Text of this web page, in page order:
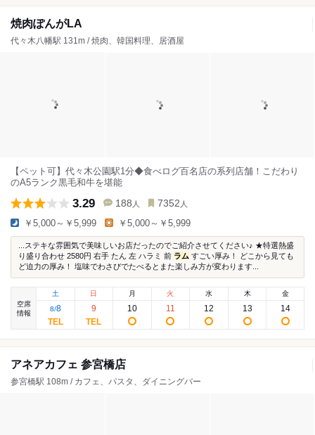
焼肉ぽんがLA
代々木八幡駅 131m / 焼肉、韓国料理、居酒屋
【ペット可】代々木公園駅1分◆食べログ百名店の系列店舗！こだわり
のA5ランク黒毛和牛を堪能
3.29 188 人 7352 人
￥5,000～￥5,999 ￥5,000～￥5,999
...ステキな雰囲気で美味しいお店だったのでご紹介させてください♪ ★特選熱盛
り盛り合わせ 2580円 右手 たん 左 ハラミ 前 ラム すごい厚み！ どこから見ても
ど迫力の厚み！ 塩味でわさびでたべるとまた楽しみ方が変わります...
空席
情報
土
8/8
日
9
月
10
火
11
水
12
木
13
金
14
アネアカフェ 参宮橋店
参宮橋駅 108m / カフェ、パスタ、ダイニングバー